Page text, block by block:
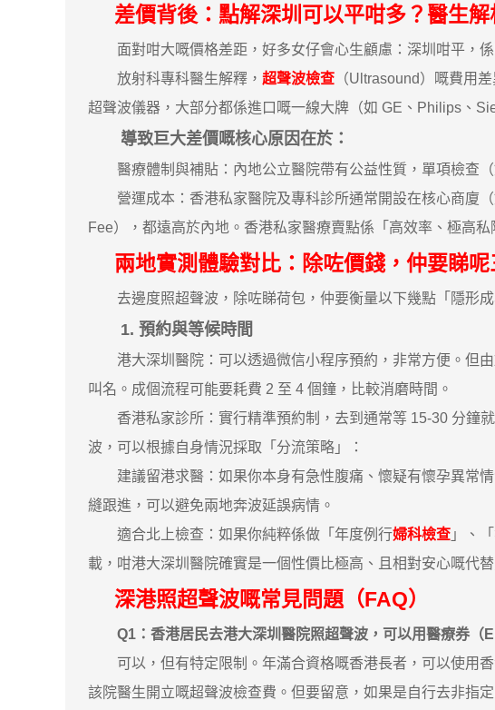
差價背後：點解深圳可以平咁多？醫生解
面對咁大嘅價格差距，好多女仔會心生顧慮：深圳咁平，係
放射科專科醫生解釋， 超聲波檢查 （Ultrasound）嘅費用
超聲波儀器，大部分都係進口嘅一線大牌（如 GE、Philips、
導致巨大差價嘅核心原因在於：
醫療體制與補貼：內地公立醫院帶有公益性質，單項檢查（
營運成本：香港私家醫院及專科診所通常開設在核心商廈（
Fee），都遠高於內地。香港私家醫療賣點係「高效率、極高
兩地實測體驗對比：除咗價錢，仲要睇呢
去邊度照超聲波，除咗睇荷包，仲要衡量以下幾點「隱形成
1. 預約與等候時間
港大深圳醫院：可以透過微信小程序預約，非常方便。但由
叫名。成個流程可能要耗費 2 至 4 個鐘，比較消磨時間。
香港私家診所：實行精準預約制，去到通常等 15-30 分鐘就
波，可以根據自身情況採取「分流策略」：
建議留港求醫：如果你本身有急性腹痛、懷疑有懷孕異常情
縫跟進，可以避免兩地奔波延誤病情。
適合北上檢查：如果你純粹係做「年度例行婦科檢查 」、
載，咁港大深圳醫院確實是一個性價比極高、且相對安心嘅代替
深港照超聲波嘅常見問題（FAQ）
Q1：香港居民去港大深圳醫院照超聲波，可以用醫療券
可以，但有特定限制。年滿合資格嘅香港長者，可以使用香
該院醫生開立嘅超聲波檢查費。但要留意，如果是自行去非指